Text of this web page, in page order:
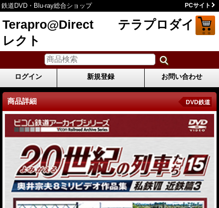
鉄道DVD・Blu-ray総合ショップ PCサイト
Terapro@Direct テラプロダイ
レクト
ログイン 新規登録 お問い合わせ
商品詳細 DVD鉄道